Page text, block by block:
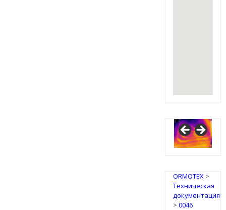
IRSAP
Design
Radiators
ORMOTEX>
Техническая
документация
> 0046